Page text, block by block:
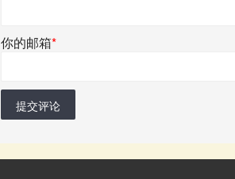
你的邮箱*
提交评论